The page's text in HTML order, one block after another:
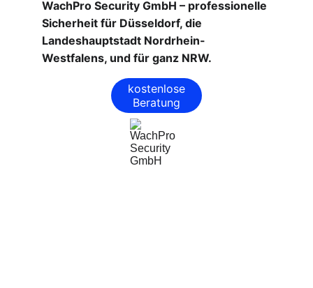
WachPro Security GmbH – professionelle
Sicherheit für Düsseldorf, die
Landeshauptstadt Nordrhein-
Westfalens, und für ganz NRW.
kostenlose
Beratung